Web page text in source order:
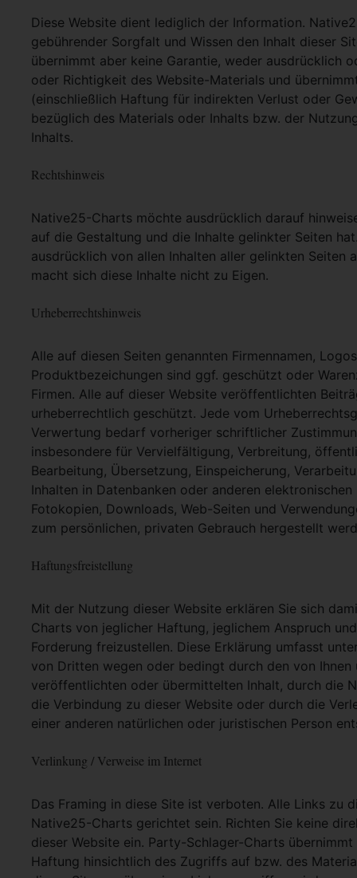
Diese Website dient lediglich der Information.
gebührender Sorgfalt und Wissen den Inhalt dieser
übernimmt aber keine Garantie, weder ausdrücklich
oder Richtigkeit des Website-Materials und
(einschließlich Haftung für indirekten Verlust oder
bezüglich des Materials oder Inhalts bzw. der
Inhalts.
Rechtshinweis
Native25-Charts möchte ausdrücklich darauf
auf die Gestaltung und die Inhalte gelinkter Seiten
ausdrücklich von allen Inhalten aller gelinkten Seiten
macht sich diese Inhalte nicht zu Eigen.
Urheberrechtshinweis
Alle auf diesen Seiten genannten Firmennamen,
Produktbezeichungen sind ggf. geschützt oder
Firmen. Alle auf dieser Website veröffentlichten
urheberrechtlich geschützt. Jede vom
Verwertung bedarf vorheriger schriftlicher
insbesondere für Vervielfältigung, Verbreitung,
Bearbeitung, Übersetzung, Einspeicherung,
Inhalten in Datenbanken oder anderen
Fotokopien, Downloads, Web-Seiten und
zum persönlichen, privaten Gebrauch hergestellt
Haftungsfreistellung
Mit der Nutzung dieser Website erklären Sie sich
Charts von jeglicher Haftung, jeglichem Anspruch
Forderung freizustellen. Diese Erklärung umfasst
von Dritten wegen oder bedingt durch den von Ihnen
veröffentlichten oder übermittelten Inhalt, durch die
die Verbindung zu dieser Website oder durch die
einer anderen natürlichen oder juristischen Person
Verlinkung / Verweise im Internet
Das Framing in diese Site ist verboten. Alle Links zu
Native25-Charts gerichtet sein. Richten Sie keine
dieser Website ein. Party-Schlager-Charts
Haftung hinsichtlich des Zugriffs auf bzw. des